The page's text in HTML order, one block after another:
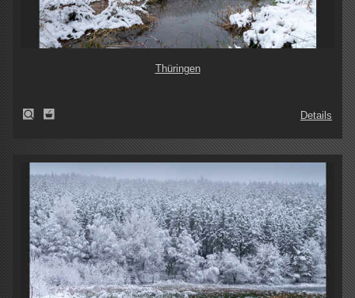
Thüringen
Details